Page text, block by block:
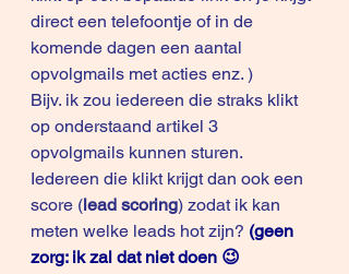
direct een telefoontje of in de
komende dagen een aantal
opvolgmails met acties enz. )
Bijv. ik zou iedereen die straks klikt
op onderstaand artikel 3
opvolgmails kunnen sturen.
Iedereen die klikt krijgt dan ook een
score (lead scoring) zodat ik kan
meten welke leads hot zijn? (geen
zorg: ik zal dat niet doen 😉